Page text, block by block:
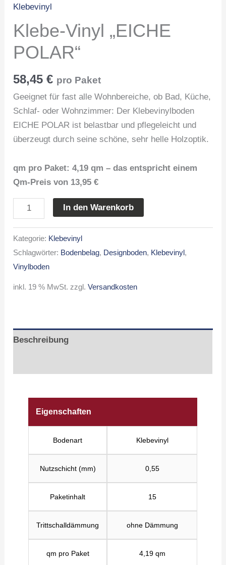
Klebevinyl
Klebe-Vinyl „EICHE
POLAR“
58,45€ pro Paket
Geeignet für fast alle Wohnbereiche, ob Bad, Küche,
Schlaf- oder Wohnzimmer: Der Klebevinylboden
EICHE POLAR ist belastbar und pflegeleicht und
überzeugt durch seine schöne, sehr helle Holzoptik.
qm pro Paket: 4,19 qm – das entspricht einem
Qm-Preis von 13,95 €
In den Warenkorb
Kategorie: Klebevinyl
Schlagwörter: Bodenbelag, Designboden, Klebevinyl,
Vinylboden
inkl. 19 % MwSt. zzgl.Versandkosten
Beschreibung
Eigenschaften
Bodenart Klebevinyl
Nutzschicht (mm) 0,55
Paketinhalt 15
Trittschalldämmung ohne Dämmung
qm pro Paket 4,19 qm